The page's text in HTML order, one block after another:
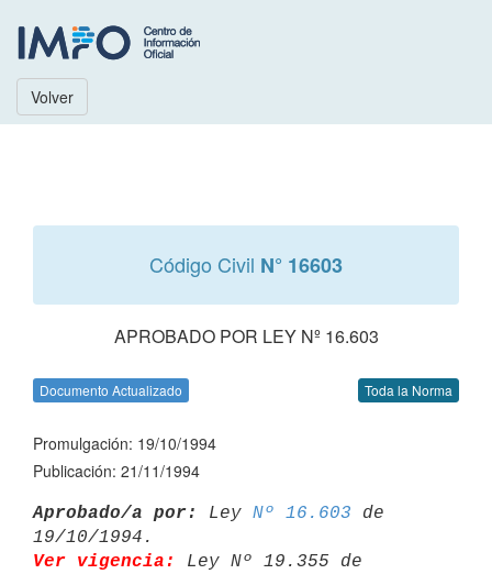
Volver
Código Civil N° 16603
APROBADO POR LEY Nº 16.603
Documento Actualizado Toda la Norma
Promulgación: 19/10/1994
Publicación: 21/11/1994
Aprobado/a por: Ley Nº 16.603 de
Ver vigencia:
Ley Nº 19.355 de